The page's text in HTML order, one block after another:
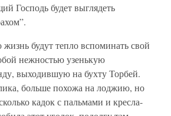
Господь будет выглядеть
будут тепло вспоминать свой
нежностью узенькую
выходившую на бухту Торбей.
больше похожа на лоджию, но
кадок с пальмами и кресла-